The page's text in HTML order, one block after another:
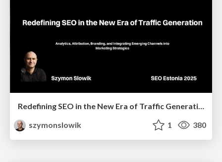
Redefining SEO in the New Era of Traffic Generation
szymonslowik
1 380